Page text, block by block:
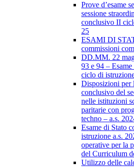
Prove d’esame
sessione
conclusivo II
25
ESAMI DI
commissioni
DD.MM. 22
93 e 94 –
ciclo di
Disposizioni per
conclusivo del
nelle istituzioni
paritarie con
techno – a.s.
Esame di Stato
istruzione a.s.
operative per la
del Curriculum
Utilizzo delle